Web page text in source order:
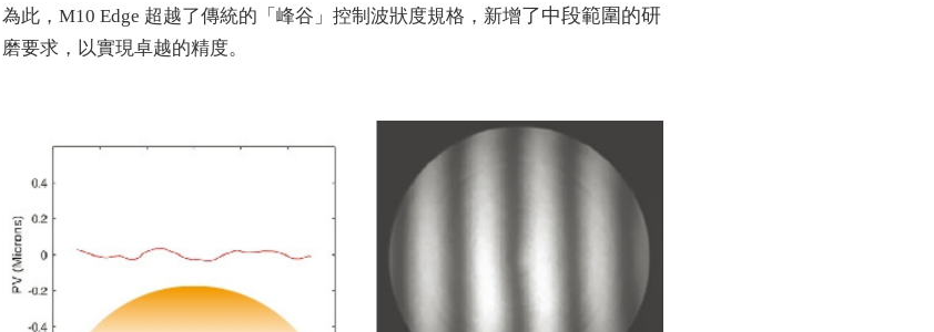
為此，M10 Edge 超越了傳統的「峰谷」控制波狀度規格，新增了中段範圍的研
磨要求，以實現卓越的精度。